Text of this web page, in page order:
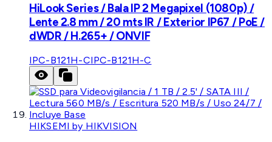
HiLook Series / Bala IP 2 Megapixel (1080p) /
Lente 2.8 mm / 20 mts IR / Exterior IP67 / PoE /
dWDR / H.265+ / ONVIF
IPC-B121H-CIPC-B121H-C
HIKSEMI by HIKVISION